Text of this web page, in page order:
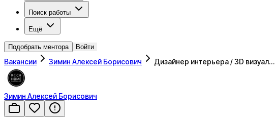
Поиск работы
Ещё
Подобрать ментора Войти
Вакансии Зимин Алексей Борисович Дизайнер интерьера / 3D визуал…
Зимин Алексей Борисович